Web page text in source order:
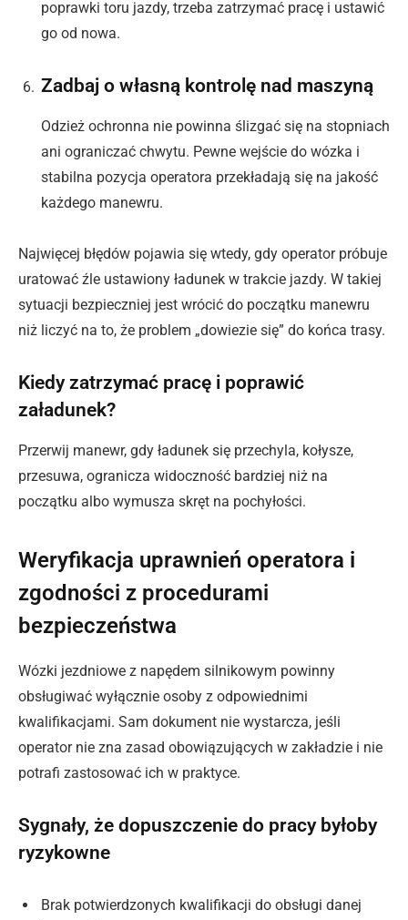
poprawki toru jazdy, trzeba zatrzymać pracę i ustawić
go od nowa.
Zadbaj o własną kontrolę nad maszyną
Odzież ochronna nie powinna ślizgać się na stopniach
ani ograniczać chwytu. Pewne wejście do wózka i
stabilna pozycja operatora przekładają się na jakość
każdego manewru.
Najwięcej błędów pojawia się wtedy, gdy operator próbuje
uratować źle ustawiony ładunek w trakcie jazdy. W takiej
sytuacji bezpieczniej jest wrócić do początku manewru
niż liczyć na to, że problem „dowiezie się” do końca trasy.
Kiedy zatrzymać pracę i poprawić
załadunek?
Przerwij manewr, gdy ładunek się przechyla, kołysze,
przesuwa, ogranicza widoczność bardziej niż na
początku albo wymusza skręt na pochyłości.
Weryfikacja uprawnień operatora i
zgodności z procedurami
bezpieczeństwa
Wózki jezdniowe z napędem silnikowym powinny
obsługiwać wyłącznie osoby z odpowiednimi
kwalifikacjami. Sam dokument nie wystarcza, jeśli
operator nie zna zasad obowiązujących w zakładzie i nie
potrafi zastosować ich w praktyce.
Sygnały, że dopuszczenie do pracy byłoby
ryzykowne
Brak potwierdzonych kwalifikacji do obsługi danej